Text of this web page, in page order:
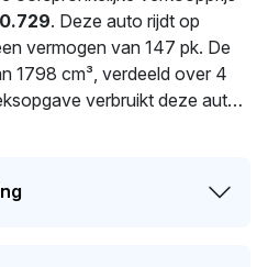
. Deze auto rijdt op
vermogen van 147 pk. De
1798 cm³, verdeeld over 4
verbruikt deze auto
een gewicht van 1.480 kg.
Dit voertuig heeft 3
Op dit moment bedraagt